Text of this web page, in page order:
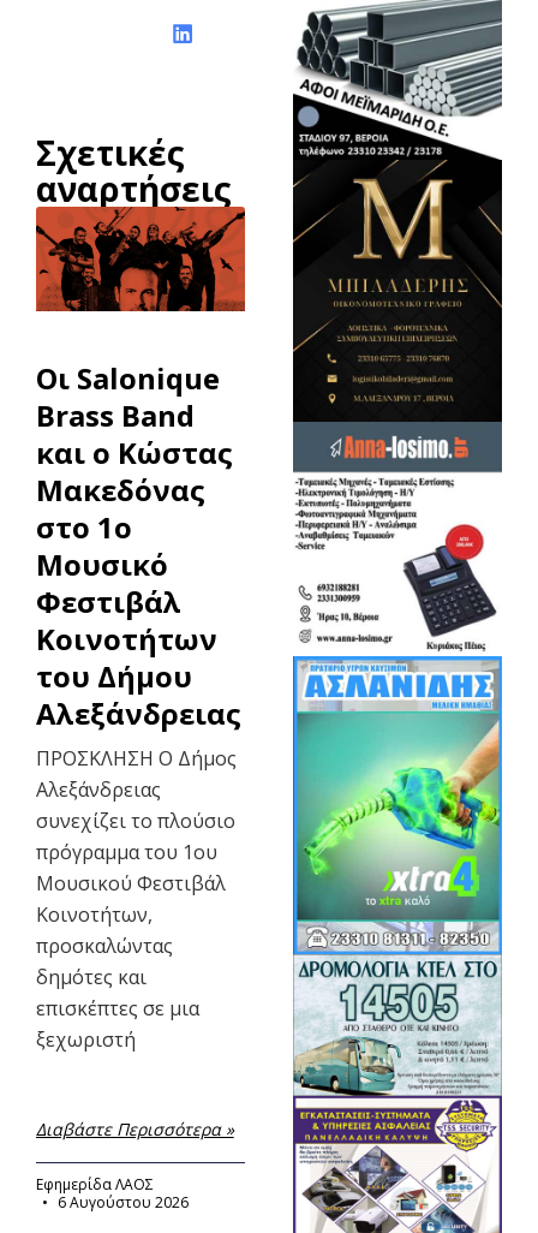
Σχετικές
αναρτήσεις
Οι Salonique
Brass Band
και ο Κώστας
Μακεδόνας
στο 1ο
Μουσικό
Φεστιβάλ
Κοινοτήτων
του Δήμου
Αλεξάνδρειας
ΠΡΟΣΚΛΗΣΗ Ο Δήμος
Αλεξάνδρειας
συνεχίζει το πλούσιο
πρόγραμμα του 1ου
Μουσικού Φεστιβάλ
Κοινοτήτων,
προσκαλώντας
δημότες και
επισκέπτες σε μια
ξεχωριστή
Διαβάστε Περισσότερα »
Εφημερίδα ΛΑΟΣ
6 Αυγούστου 2026